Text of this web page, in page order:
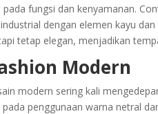
fungsi dan kenyamanan.
dengan elemen kayu
tetap elegan, menjadikan
Modern
modern sering kali
penggunaan warna netral